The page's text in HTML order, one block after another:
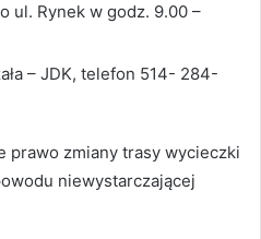
ul. Rynek w godz. 9.00 –
– JDK, telefon 514- 284-
prawo zmiany trasy wycieczki
niewystarczającej